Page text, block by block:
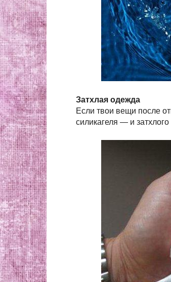
Затхлая одежда
Если твои вещи после
силикагеля — и